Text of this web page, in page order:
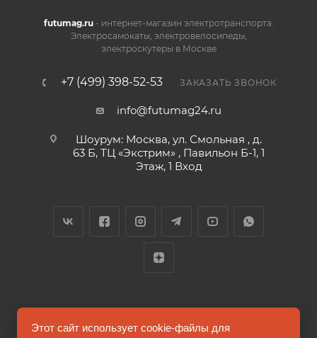
futumag.ru- интернет-магазин электротранспорта.
Электросамокаты, электровелосипеды,
электроскутеры в Москве
+7 (499) 398-52-53 ЗАКАЗАТЬ ЗВОНОК
info@futumag24.ru
Шоурум: Москва, ул. Смольная , д.
63 Б, ТЦ «Экстрим» , Павильон Б-1, 1
Этаж, 1 Вход
2026 © FUTUMAG.RU
Этот сайт использует cookie-файлы для